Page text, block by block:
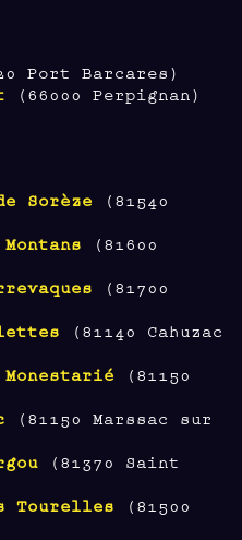
Port Barcares)
(66000 Perpignan)
Sorèze (81540
(81600
(81700
(81140 Cahuzac
Monestarié (81150
(81150 Marssac sur
(81370 Saint
Tourelles (81500